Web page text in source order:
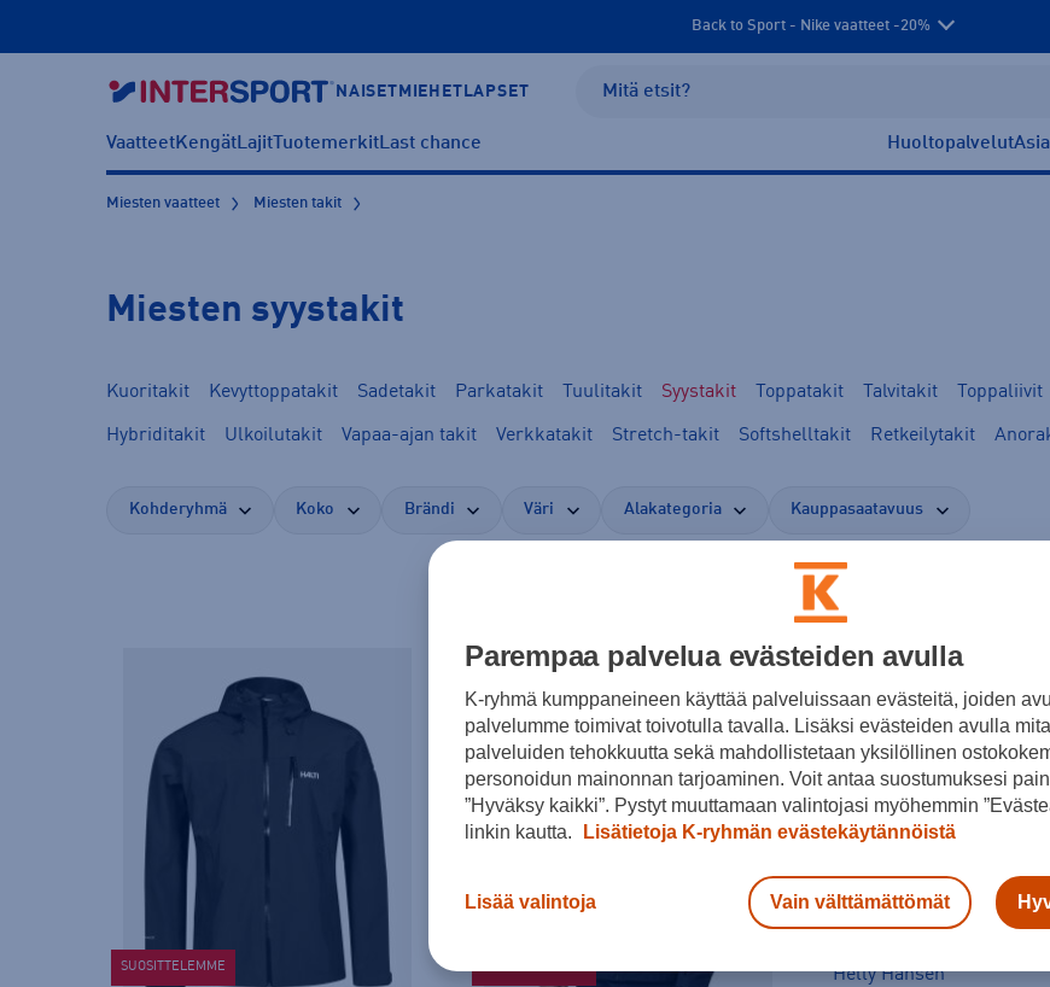
Back to Sport - Nike vaatteet -20%
NAISET MIEHET LAPSET
VaatteetKengätLajitTuotemerkitLast chance Huoltopalvelut
Miesten vaatteet Miesten takit
Miesten syystakit
Kuoritakit Kevyttoppatakit Sadetakit Parkatakit Tuulitakit Syystakit Toppatakit Talvitakit Toppaliivit
Hybriditakit Ulkoilutakit Vapaa-ajan takit Verkkatakit Stretch-takit Softshelltakit Retkeilytakit
Kohderyhmä Koko Brändi Väri Alakategoria Kauppasaatavuus
SUOSITTELEMME
LAATUA EDULLISESTI
Helly Hansen
Parempaa palvelua evästeiden avulla
K-ryhmä kumppaneineen käyttää palveluissaan evästeitä, joiden
palvelumme toimivat toivotulla tavalla. Lisäksi evästeiden avulla
palveluiden tehokkuutta sekä mahdollistetaan yksilöllinen
personoidun mainonnan tarjoaminen. Voit antaa suostumuksesi
”Hyväksy kaikki”. Pystyt muuttamaan valintojasi myöhemmin
linkin kautta.
Lisätietoja K-ryhmän evästekäytännöistä
Lisää valintoja Vain välttämättömät